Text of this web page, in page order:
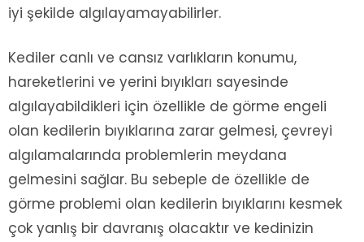
iyi şekilde algılayamayabilirler.
Kediler canlı ve cansız varlıkların konumu,
hareketlerini ve yerini bıyıkları sayesinde
algılayabildikleri için özellikle de görme engeli
olan kedilerin bıyıklarına zarar gelmesi, çevreyi
algılamalarında problemlerin meydana
gelmesini sağlar. Bu sebeple de özellikle de
görme problemi olan kedilerin bıyıklarını kesmek
çok yanlış bir davranış olacaktır ve kedinizin